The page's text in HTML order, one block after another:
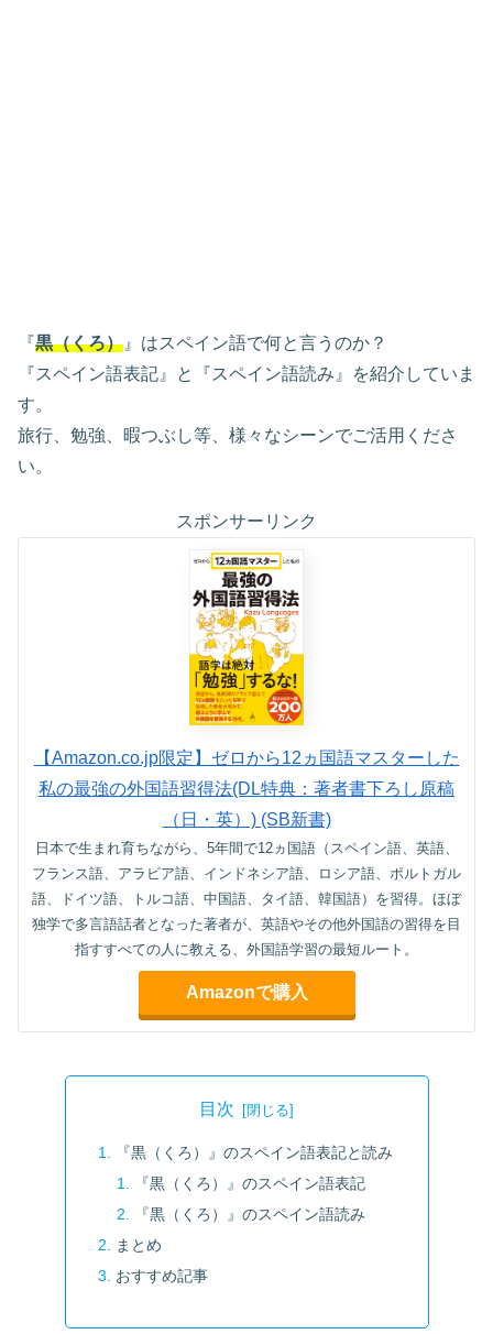
『黒（くろ） 』はスペイン語で何と言うのか？
『スペイン語表記』と『スペイン語読み』を紹介していま
す。
旅行、勉強、暇つぶし等、様々なシーンでご活用くださ
い。
スポンサーリンク
【Amazon.co.jp限定】ゼロから12ヵ国語マスターした
私の最強の外国語習得法(DL特典：著者書下ろし原稿
（日・英）) (SB新書)
日本で生まれ育ちながら、5年間で12ヵ国語（スペイン語、英語、
フランス語、アラビア語、インドネシア語、ロシア語、ポルトガル
語、ドイツ語、トルコ語、中国語、タイ語、韓国語）を習得。ほぼ
独学で多言語話者となった著者が、英語やその他外国語の習得を目
指すすべての人に教える、外国語学習の最短ルート。
Amazonで購入
目次
『黒（くろ）』のスペイン語表記と読み
『黒（くろ）』のスペイン語表記
『黒（くろ）』のスペイン語読み
まとめ
おすすめ記事